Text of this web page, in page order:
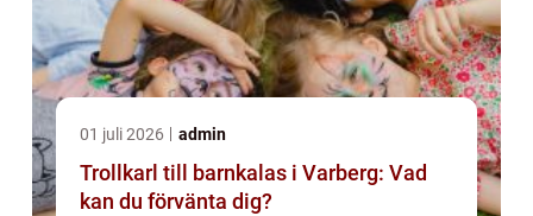
01 juli 2026 admin
Trollkarl till barnkalas i Varberg: Vad
kan du förvänta dig?